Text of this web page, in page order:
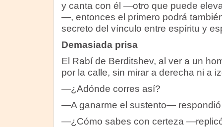
y canta con él —otro que puede
—, entonces el primero podrá
secreto del vínculo entre espíritu y
Demasiada prisa
El Rabí de Berditshev, al ver a un
por la calle, sin mirar a derecha ni a
—¿Adónde corres así?
—A ganarme el sustento— respondió
—¿Cómo sabes con certeza